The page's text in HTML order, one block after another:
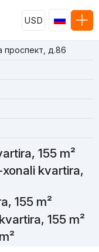
USD
проспект, д.86
155 m²
kvartira,
155 m²
155 m²